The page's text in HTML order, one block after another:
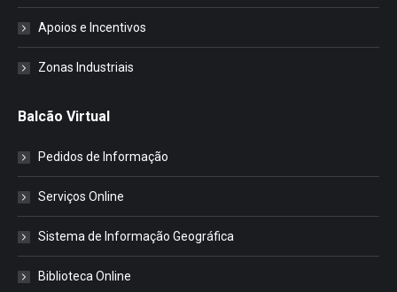
Apoios e Incentivos
Zonas Industriais
Balcão Virtual
Pedidos de Informação
Serviços Online
Sistema de Informação Geográfica
Biblioteca Online